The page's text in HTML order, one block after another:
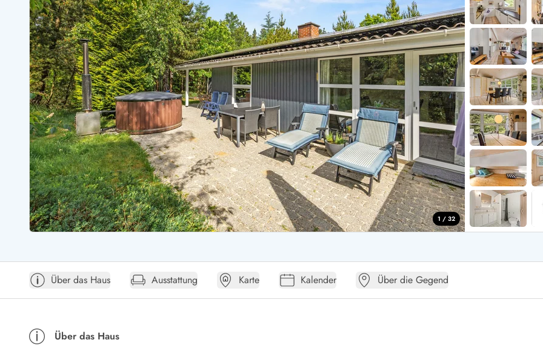
Ferienhäuser mit Whirlpool
Ferienhäuser mit Freitagswechsel
Ferienhäuser mit Samstagswechsel
Ferienhaus für 2 Personen
Ferienhaus für 4 Personen
Ferienhaus für 6 Personen
Ferienhäuser
Ferienhäuser
Ferienhäuser
Ferienhäuser BjerregardFerienhäuser BlavandFerienhäuser Hvide Sande Ferienhäuser Sondervig
Ferienhäuser Argab
Ferienhäuser in Arrild
Ferienhäuser Bjerregard
Ferienhäuser Blavand
Ferienhäuser Bork Havn
Ferienhäuser Fjand
Ferienhäuser Fanö
Ferienhäuser Graerup Strand
Ferienhäuser Haurvig
Ferienhäuser Henne Strand
Ferienhäuser Ho
Ferienhäuser Houstrup
Ferienhäuser Houvig
Ferienhäuser auf Holmsland Klit
Ferienhäuser in Holmsland
Ferienhäuser Hvide Sande
Ferienhäuser Jegum
Ferienhäuser Klegod
Ferienhäuser Lodbjerg Hede
Ferienhäuser Nr. Lyngvig
Ferienhäuser in
Ferienhäuser
Ferienhäuser
Ferienhäuser
Ferienhäuser
Ferienhäuser in
Ferienhäuser
Ferienhäuser
Ferienhäuser
Öffnungszeiten
Anreise
Ferienhaus ABC
Häufige Fragen zur Buchung
1 / 32
Über das Haus Ausstattung Karte Kalender Über die Gegend
Über das Haus